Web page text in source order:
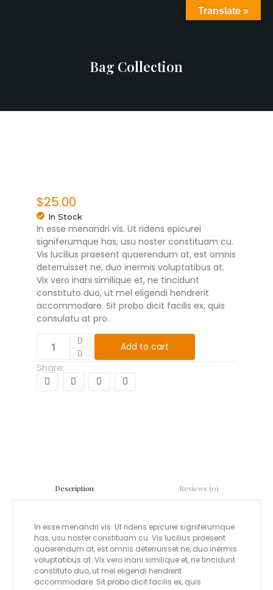
Bag Collection
$25.00
In Stock
In esse menandri vis. Ut ridens epicurei
signiferumque has, usu noster constituam cu.
Vis lucilius praesent quaerendum at, est omnis
deterruisset ne, duo inermis voluptatibus at.
Vix vero inani similique et, ne tincidunt
constituto duo, ut mel eligendi hendrerit
accommodare. Sit probo dicit facilis ex, quis
consulatu at pro.
Add to cart
Share:
Description Reviews (0)
In esse menandri vis. Ut ridens epicurei signiferumque
has, usu noster constituam cu. Vis lucilius praesent
quaerendum at, est omnis deterruisset ne, duo inermis
voluptatibus at. Vix vero inani similique et, ne tincidunt
constituto duo, ut mel eligendi hendrerit
accommodare. Sit probo dicit facilis ex, quis
Translate »